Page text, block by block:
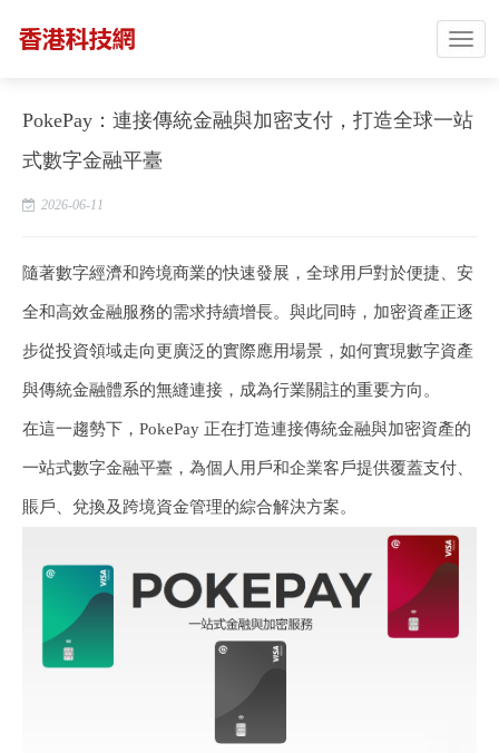
PokePay：連接傳統金融與加密支付，打造全球一站
式數字金融平臺
2026-06-11
隨著數字經濟和跨境商業的快速發展，全球用戶對於便捷、安
全和高效金融服務的需求持續增長。與此同時，加密資產正逐
步從投資領域走向更廣泛的實際應用場景，如何實現數字資產
與傳統金融體系的無縫連接，成為行業關註的重要方向。
在這一趨勢下，PokePay 正在打造連接傳統金融與加密資產的
一站式數字金融平臺，為個人用戶和企業客戶提供覆蓋支付、
賬戶、兌換及跨境資金管理的綜合解決方案。